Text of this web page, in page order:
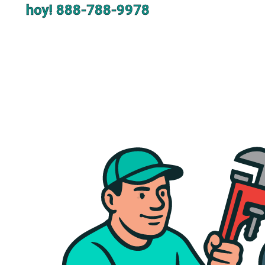
hoy! 888-788-9978